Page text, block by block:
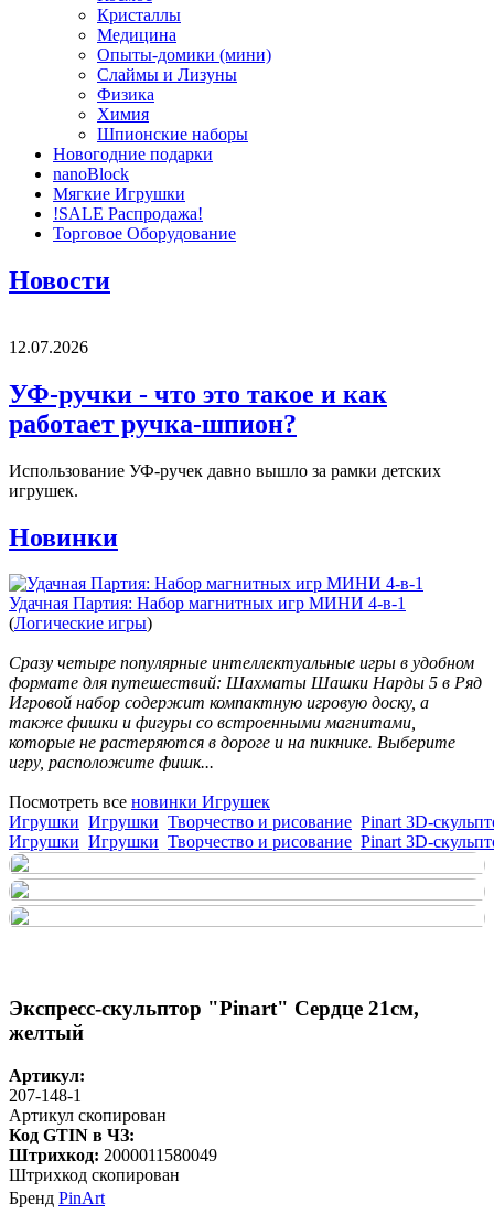
Кристаллы
Медицина
Опыты-домики (мини)
Слаймы и Лизуны
Физика
Химия
Шпионские наборы
Новогодние подарки
nanoBlock
Мягкие Игрушки
!SALE Распродажа!
Торговое Оборудование
Новости
12.07.2026
УФ-ручки - что это такое и как
работает ручка-шпион?
Использование УФ-ручек давно вышло за рамки детских
игрушек.
Новинки
Удачная Партия: Набор магнитных игр МИНИ 4-в-1
(Логические игры)
Сразу четыре популярные интеллектуальные игры в удобном
формате для путешествий: Шахматы Шашки Нарды 5 в Ряд
Игровой набор содержит компактную игровую доску, а
также фишки и фигуры со встроенными магнитами,
которые не растеряются в дороге и на пикнике. Выберите
игру, расположите фишк...
Посмотреть все новинки Игрушек
Игрушки Игрушки Творчество и рисование Pinart 3D-
Игрушки Игрушки Творчество и рисование Pinart 3D-
Экспресс-скульптор "Pinart" Сердце 21см,
желтый
Артикул:
207-148-1
Артикул скопирован
Код GTIN в ЧЗ:
Штрихкод: 2000011580049
Штрихкод скопирован
Бренд PinArt